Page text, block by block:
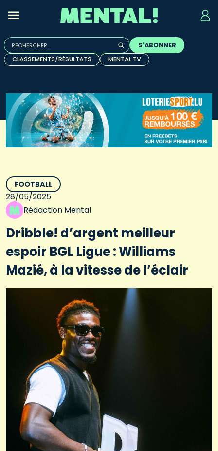
Rechercher :
Quand les résultats de l'auto-complétion sont
S'ABONNER
CLASSEMENTS/RÉSULTATS
MENTAL TV
FOOTBALL
28/05/2025
Rédaction Mental
Dribble! d’argent meilleur
espoir BGL Ligue : Williams
Mazié, à la vitesse de l’éclair